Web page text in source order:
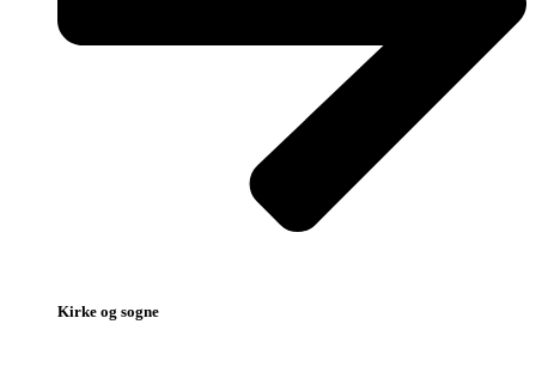
Kirke og sogne